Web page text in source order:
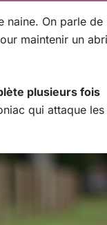
naine. On parle de
maintenir un abri
plusieurs fois
qui attaque les